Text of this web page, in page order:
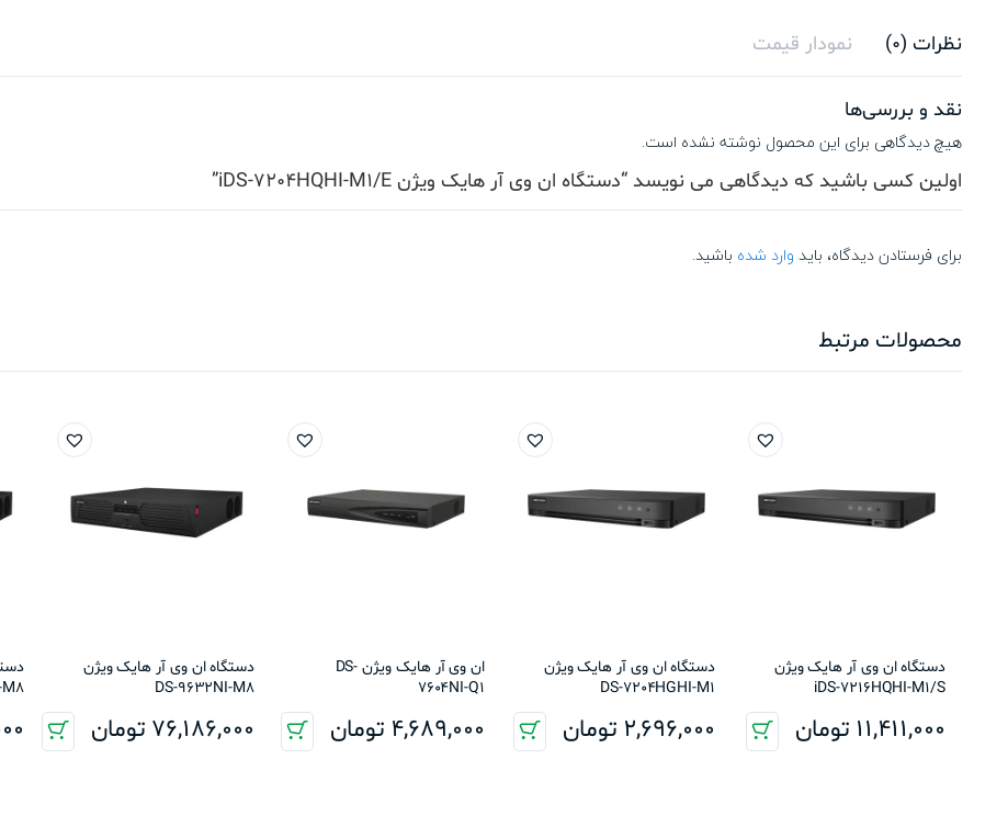
نظرات (0) نمودار قیمت
نقد و بررسی‌ها
هیچ دیدگاهی برای این محصول نوشته نشده است.
اولین کسی باشید که دیدگاهی می نویسد “دستگاه ان وی آر هایک ویژن iDS-7204HQHI-M1/E”
برای فرستادن دیدگاه، باید وارد شده باشید.
محصولات مرتبط
دستگاه ان وی آر هایک ویژن
iDS-7216HQHI-M1/S
11,411,000 تومان
دستگاه ان وی آر هایک ویژن
DS-7204HGHI-M1
2,696,000 تومان
ان وی آر هایک ویژن DS-
7604NI-Q1
4,689,000 تومان
دستگاه ان وی آر هایک ویژن
DS-9632NI-M8
76,186,000 تومان
M8